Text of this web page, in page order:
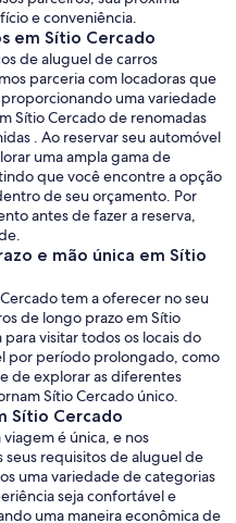
e conveniência.
em Sítio Cercado
de aluguel de carros
parceria com locadoras que
uma variedade
Sítio Cercado de renomadas
. Ao reservar seu automóvel
uma ampla gama de
que você encontre a opção
de seu orçamento. Por
antes de fazer a reserva,
e mão única em Sítio
tem a oferecer no seu
de longo prazo em Sítio
visitar todos os locais do
por período prolongado, como
de explorar as diferentes
Sítio Cercado único.
Sítio Cercado
é única, e nos
seus requisitos de aluguel de
uma variedade de categorias
seja confortável e
uma maneira econômica de